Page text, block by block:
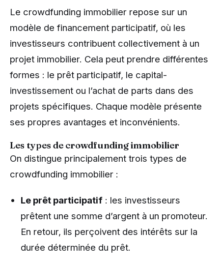
Le crowdfunding immobilier repose sur un
modèle de financement participatif, où les
investisseurs contribuent collectivement à un
projet immobilier. Cela peut prendre différentes
formes : le prêt participatif, le capital-
investissement ou l’achat de parts dans des
projets spécifiques. Chaque modèle présente
ses propres avantages et inconvénients.
Les types de crowdfunding immobilier
On distingue principalement trois types de
crowdfunding immobilier :
Le prêt participatif : les investisseurs
prêtent une somme d’argent à un promoteur.
En retour, ils perçoivent des intérêts sur la
durée déterminée du prêt.